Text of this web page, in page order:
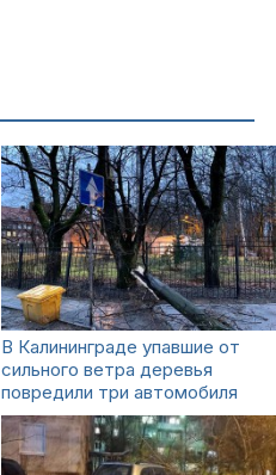
В Калининграде упавшие от
сильного ветра деревья
повредили три автомобиля